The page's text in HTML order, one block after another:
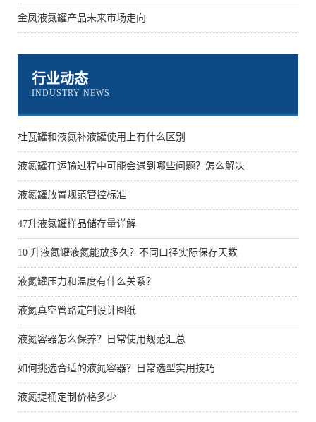
金凤液氮罐产品未来市场走向
行业动态
INDUSTRY NEWS
杜瓦罐和液氮补液罐使用上有什么区别
液氮罐在运输过程中可能会遇到哪些问题？怎么解决
液氮罐放置规范管控标准
47升液氮罐样品储存量详解
10 升液氮罐液氮能放多久？不同口径实际保存天数
液氮罐压力和温度有什么关系？
液氮真空管路定制设计图纸
液氮容器怎么保养？日常使用规范汇总
如何挑选合适的液氮容器？日常选型实用技巧
液氮提桶定制价格多少